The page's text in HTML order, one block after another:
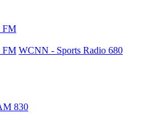
FM
FM WCNN - Sports Radio 680
830